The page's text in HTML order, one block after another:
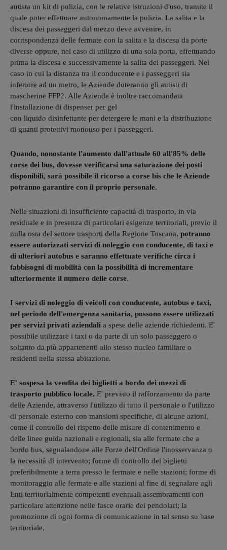
autista un kit di pulizia, con le relative istruzioni d'uso, tramite il
quale poter effettuare autonomamente la pulizia. La salita e la
discesa dei passeggeri dal mezzo deve avvenire, in
corrispondenza delle fermate con la salita e la discesa da porte
diverse oppure, nel caso di utilizzo di una sola porta, effettuando
prima la discesa e successivamente la salita dei passeggeri. Nel
caso in cui la distanza tra il conducente e i passeggeri sia
inferiore ad un metro, le Aziende doteranno gli autisti di
mascherine FFP2. Alle Aziende è inoltre raccomandata
l'installazione di dispenser per gel
con liquido disinfettante per detergere le mani e la distribuzione
di guanti protettivi monouso per i passeggeri.
Quando, nonostante l'aumento dall'attuale 60 all'85% delle
corse dei bus, dovesse verificarsi una saturazione dei posti
disponibili, sarà possibile il ricorso a corse bis che le Aziende
potranno garantire con il proprio personale.
Nelle situazioni di insufficiente capacità di trasporto, in via
residuale e in presenza di particolari esigenze territoriali, previo il
nulla osta del settore trasporti della Regione Toscana, potranno
essere autorizzati servizi di noleggio con conducente, di taxi e
di ulteriori autobus e saranno effettuate verifiche circa i
fabbisogni di mobilità con la possibilità di incrementare
ulteriormente il numero delle corse.
I servizi di noleggio di veicoli con conducente, autobus e taxi,
nel periodo dell'emergenza sanitaria, possono essere utilizzati
per servizi privati aziendali a spese delle aziende richiedenti. E'
possibile utilizzare i taxi o da parte di un solo passeggero o
soltanto da più appartenenti allo stesso nucleo familiare o
residenti nella stessa abitazione.
E' sospesa la vendita dei biglietti a bordo dei mezzi di
trasporto pubblico locale. E' previsto il rafforzamento da parte
delle Aziende, attraverso l'utilizzo di tutto il personale o l'utilizzo
di personale esterno con mansioni specifiche, di alcune azioni,
come il controllo del rispetto delle misure di contenimento e
delle linee guida nazionali e regionali, sia alle fermate che a
bordo bus, segnalandone alle Forze dell'Ordine l'inosservanza o
la necessità di intervento; forme di controllo dei biglietti
preferibilmente a terra presso le fermate e nelle stazioni; forme di
monitoraggio alle fermate e alle stazioni al fine di segnalare agli
Enti territorialmente competenti eventuali assembramenti con
particolare attenzione nelle fasce orarie dei pendolari; la
promozione di ogni forma di comunicazione in tal senso su base
territoriale.